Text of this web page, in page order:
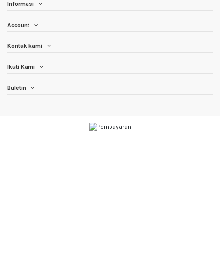
Informasi
Account
Kontak kami
Ikuti Kami
Buletin